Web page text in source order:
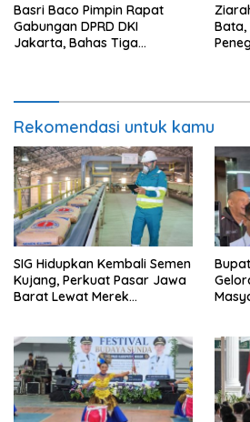
Basri Baco Pimpin Rapat
Gabungan DPRD DKI
Jakarta, Bahas Tiga
Bata,
Rekomendasi untuk kamu
SIG Hidupkan Kembali Semen
Kujang, Perkuat Pasar Jawa
Barat Lewat Merek